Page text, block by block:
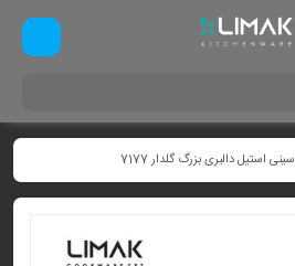
سینی استیل دالبری بزرگ گلدار 7177